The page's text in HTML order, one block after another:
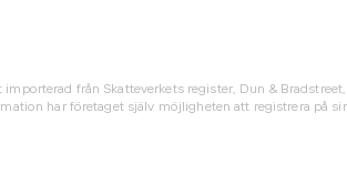
från Skatteverkets register, Dun &
har företaget själv möjligheten att registrera på